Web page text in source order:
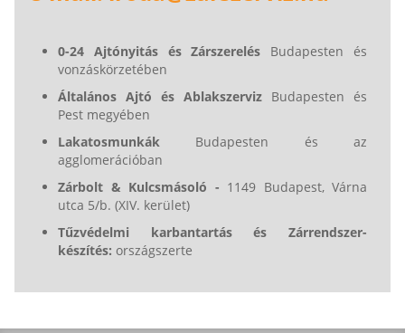
0-24 Ajtónyitás és Zárszerelés Budapesten és
vonzáskörzetében
Általános Ajtó és Ablakszerviz Budapesten és
Pest megyében
Lakatosmunkák Budapesten és az
agglomerációban
Zárbolt & Kulcsmásoló - 1149 Budapest, Várna
utca 5/b. (XIV. kerület)
Tűzvédelmi karbantartás és Zárrendszer-
készítés: országszerte